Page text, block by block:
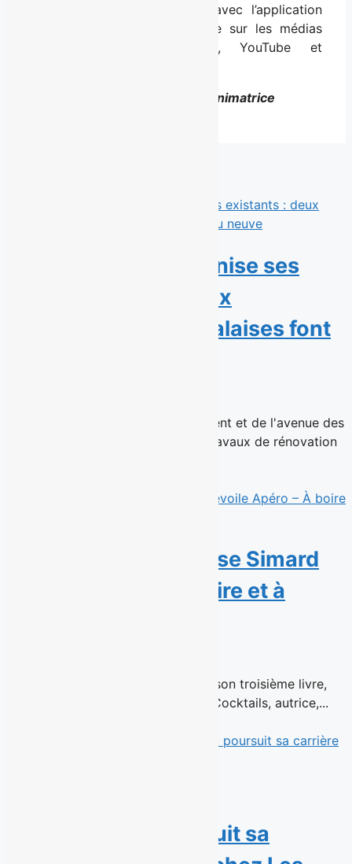
avec illico.tv et sur mobile avec l’application
illico. MAtv est aussi présente sur les médias
sociaux Twitter, Facebook, YouTube et
Sur la photo : Andrée Martin, animatrice
Éconofitness modernise ses
gyms existants : deux
succursales montréalaises font
Les succursales de Ville Saint-Laurent et de l'avenue des
Pins rouvrent après d'importants travaux de rénovation
Avis de parution : Rose Simard
dévoile Apéro – À boire et à
En librairie le 26 août 2026 Dans son troisième livre,
Rose Simard, fondatrice de 1 ou 2 Cocktails, autrice,...
Charbonneau poursuit sa